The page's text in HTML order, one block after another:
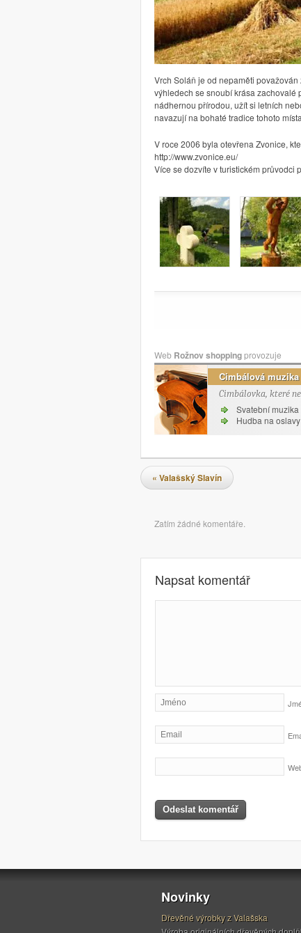
Vrch Soláň je od nepaměti
výhledech se snoubí krása zachovalé
nádhernou přírodou, užít si letních
navazují na bohaté tradice tohoto
V roce 2006 byla otevřena Zvonice,
http://www.zvonice.eu/
Více se dozvíte v turistickém průvodci
Web Rožnov shoppingprovozuje
Cimbálová
Cimbálovka, které
Svatební muzika
Hudba na oslavy
Navigace pro příspěvky
« Valašský Slavín
Komentáře
Zatím žádné komentáře.
Napsat komentář
Novinky
Dřevěné výrobky z Valašska